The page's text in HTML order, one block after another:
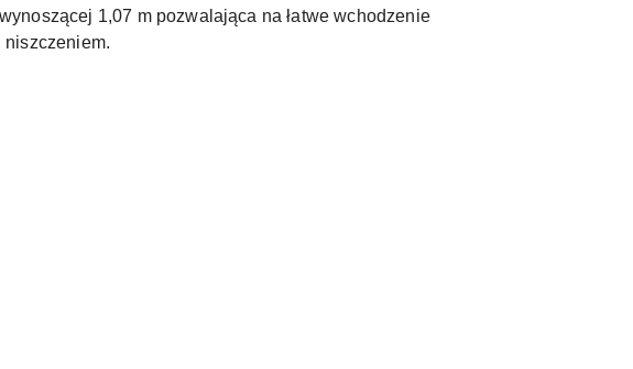
1,07 m pozwalająca na łatwe wchodzenie
niszczeniem.